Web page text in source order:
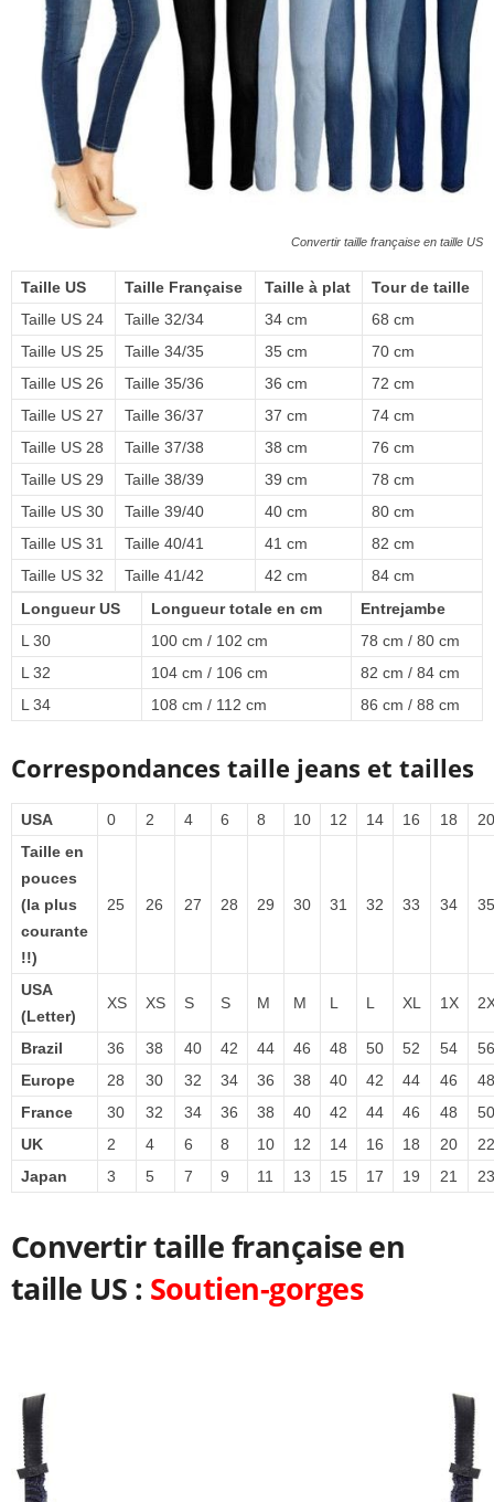
Convertir taille française en taille US
Taille US Taille Française Taille à plat
Tour de taille
Taille US 24
Taille 32/34 34 cm
68 cm
Taille US 25
Taille 34/35 35 cm
70 cm
Taille US 26
Taille 35/36 36 cm
72 cm
Taille US 27
Taille 36/37 37 cm
74 cm
Taille US 28
Taille 37/38 38 cm
76 cm
Taille US 29
Taille 38/39 39 cm
78 cm
Taille US 30
Taille 39/40 40 cm
80 cm
Taille US 31
Taille 40/41 41 cm
82 cm
Taille US 32
Taille 41/42 42 cm
84 cm
Longueur US
Longueur totale en cm
Entrejambe
L 30
100 cm / 102 cm
78 cm / 80 cm
L 32
104 cm / 106 cm
82 cm / 84 cm
L 34
108 cm / 112 cm 86 cm / 88 cm
Correspondances taille jeans et tailles
USA 0 2 4 6 8 10 12 14 16 18
20
Taille en
pouces
(la plus
courante
!!)
25 26 27 28 29 30 31 32 33 34 35
USA
(Letter)
XS XS S S M M L L XL 1X
Brazil 36 38 40 42 44 46 48 50 52 54
56
Europe
28 30 32 34 36 38 40 42 44 46
48
France
30 32 34 36 38 40 42 44 46 48
50
UK
2 4 6 8 10 12 14 16 18 20
22
Japan
3 5 7 9 11 13 15 17 19 21 23
Convertir taille française en
taille US : Soutien-gorges